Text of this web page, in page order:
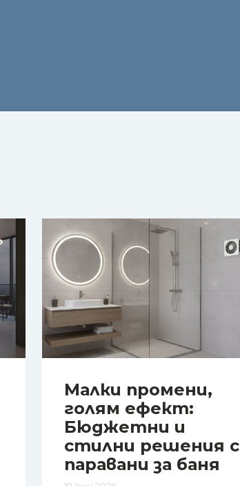
Малки промени,
голям ефект:
Бюджетни и
стилни решения с
паравани за баня